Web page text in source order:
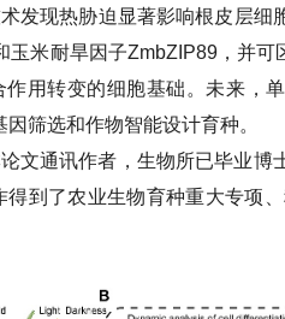
发现热胁迫显著影响根皮层细
米耐旱因子ZmbZIP89，并
用转变的细胞基础。未来，
筛选和作物智能设计育种。
文通讯作者，生物所已毕业博
到了农业生物育种重大专项